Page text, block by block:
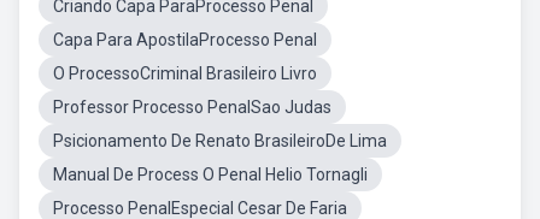
Criando Capa ParaProcesso Penal
Capa Para ApostilaProcesso Penal
O ProcessoCriminal Brasileiro Livro
Professor Processo PenalSao Judas
Psicionamento De Renato BrasileiroDe Lima
Manual De Process O Penal Helio Tornagli
Processo PenalEspecial Cesar De Faria